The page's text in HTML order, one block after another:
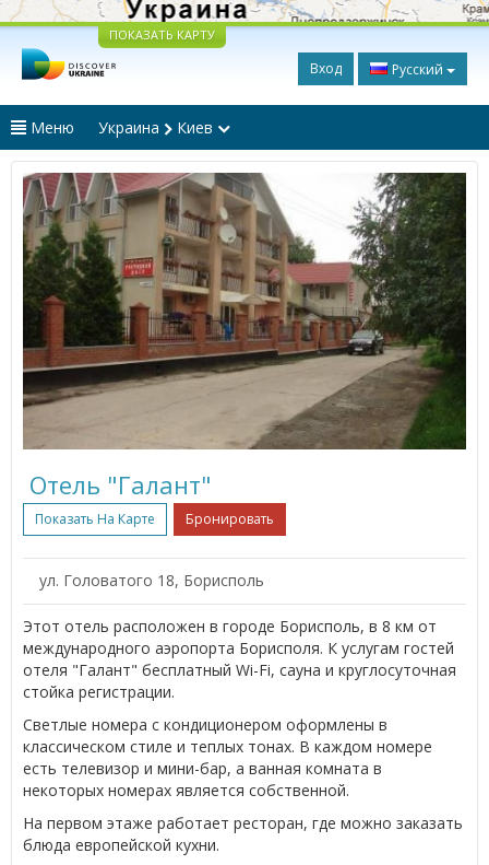
ПОКАЗАТЬ КАРТУ
Вход Русский
Меню Украина Киев
Отель "Галант"
Показать На Карте Бронировать
ул. Головатого 18, Борисполь
Этот отель расположен в городе Борисполь, в 8 км от
международного аэропорта Борисполя. К услугам гостей
отеля "Галант" бесплатный Wi-Fi, сауна и круглосуточная
стойка регистрации.
Светлые номера с кондиционером оформлены в
классическом стиле и теплых тонах. В каждом номере
есть телевизор и мини-бар, а ванная комната в
некоторых номерах является собственной.
На первом этаже работает ресторан, где можно заказать
блюда европейской кухни.